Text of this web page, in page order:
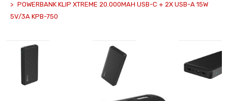
POWERBANK KLIP XTREME 20.000MAH USB-C + 2X USB-A 15W
5V/3A KPB-750